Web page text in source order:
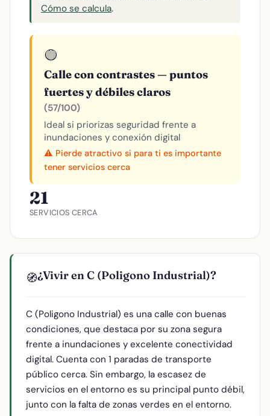
Cómo se calcula.
🟡
Calle con contrastes — puntos
fuertes y débiles claros
(57/100)
Ideal si priorizas seguridad frente a
inundaciones y conexión digital
⚠️ Pierde atractivo si para ti es importante
tener servicios cerca
21
SERVICIOS CERCA
🧭¿Vivir en C (Poligono Industrial)?
C (Poligono Industrial) es una calle con buenas
condiciones, que destaca por su zona segura
frente a inundaciones y excelente conectividad
digital. Cuenta con 1 paradas de transporte
público cerca. Sin embargo, la escasez de
servicios en el entorno es su principal punto débil,
junto con la falta de zonas verdes en el entorno.